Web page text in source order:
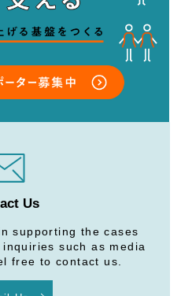
Us
supporting the cases
such as media
free to contact us.